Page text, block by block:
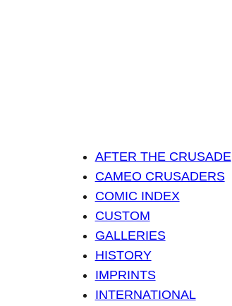
AFTER THE CRUSADE
CAMEO CRUSADERS
COMIC INDEX
CUSTOM
GALLERIES
HISTORY
IMPRINTS
INTERNATIONAL